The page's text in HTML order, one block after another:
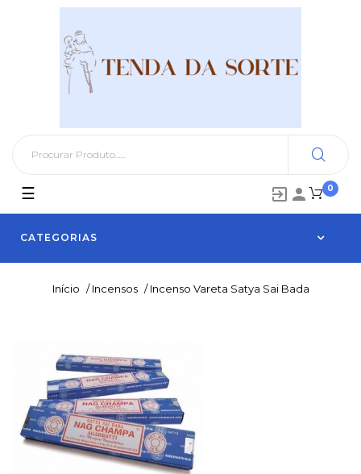
0
 
CATEGORIAS
Toggle
navigation
☰
Início / Incensos / Incenso Vareta Satya Sai Bada